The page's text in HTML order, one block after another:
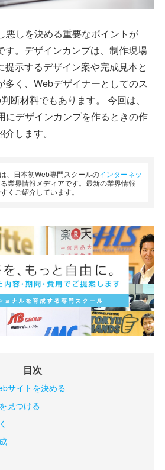
悪しを決める重要なポイントが
す。デザインカンプは、制作現場
提示するデザイン案や完成見本と
多く、Webデザイナーとしてのス
断材料でもあります。 今回は、
にデザインカンプを作るときの作
します。
、日本初Web専門スクールのインターネッ
業界情報メディアです。最新の業界情報
くご紹介しています。
目次
サイトを決める
見つける